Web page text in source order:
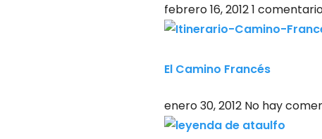
febrero 16, 20121
El Camino Francés
enero 30, 2012 No hay